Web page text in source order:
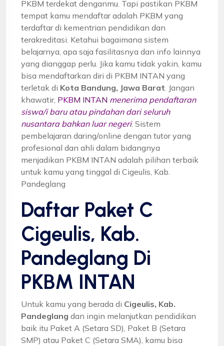
PKBM terdekat denganmu. Tapi pastikan PKBM
tempat kamu mendaftar adalah PKBM yang
terdaftar di kementrian pendidikan dan
terakreditasi. Ketahui bagaimana sistem
belajarnya, apa saja fasilitasnya dan info lainnya
yang dianggap perlu. Jika kamu tidak yakin, kamu
bisa mendaftarkan diri di PKBM INTAN yang
terletak di Kota Bandung, Jawa Barat . Jangan
khawatir, PKBM INTAN menerima pendaftaran
siswa/i baru atau pindahan dari seluruh
nusantara bahkan luar negeri. Sistem
pembelajaran daring/online dengan tutor yang
profesional dan ahli dalam bidangnya
menjadikan PKBM INTAN adalah pilihan terbaik
untuk kamu yang tinggal di Cigeulis, Kab.
Pandeglang
Daftar Paket C
Cigeulis, Kab.
Pandeglang Di
PKBM INTAN
Untuk kamu yang berada di Cigeulis, Kab.
Pandeglang dan ingin melanjutkan pendidikan
baik itu Paket A (Setara SD), Paket B (Setara
SMP) atau Paket C (Setara SMA), kamu bisa